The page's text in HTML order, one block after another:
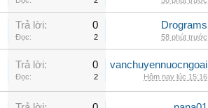
Trả lời: 0
Đọc: 2
Drograms
58 phút trước
Trả lời: 0
Đọc: 2
vanchuyennuocngoai
Hôm nay lúc 15:16